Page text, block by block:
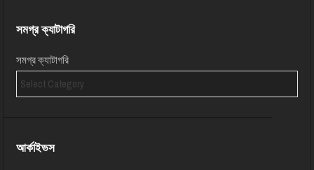
সমগ্র ক্যাটাগরি
সমগ্র ক্যাটাগরি
আর্কাইভস